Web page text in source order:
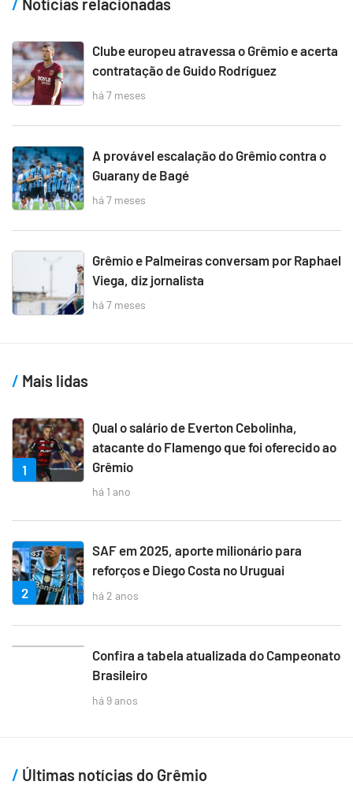
Notícias relacionadas
Clube europeu atravessa o Grêmio e acerta
contratação de Guido Rodríguez
há 7 meses
A provável escalação do Grêmio contra o
Guarany de Bagé
há 7 meses
Grêmio e Palmeiras conversam por Raphael
Viega, diz jornalista
há 7 meses
Mais lidas
1
Qual o salário de Everton Cebolinha,
atacante do Flamengo que foi oferecido ao
Grêmio
há 1 ano
2
SAF em 2025, aporte milionário para
reforços e Diego Costa no Uruguai
há 2 anos
Confira a tabela atualizada do Campeonato
Brasileiro
há 9 anos
Últimas notícias do Grêmio